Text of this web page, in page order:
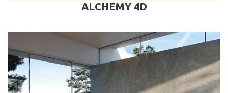
ALCHEMY 4D